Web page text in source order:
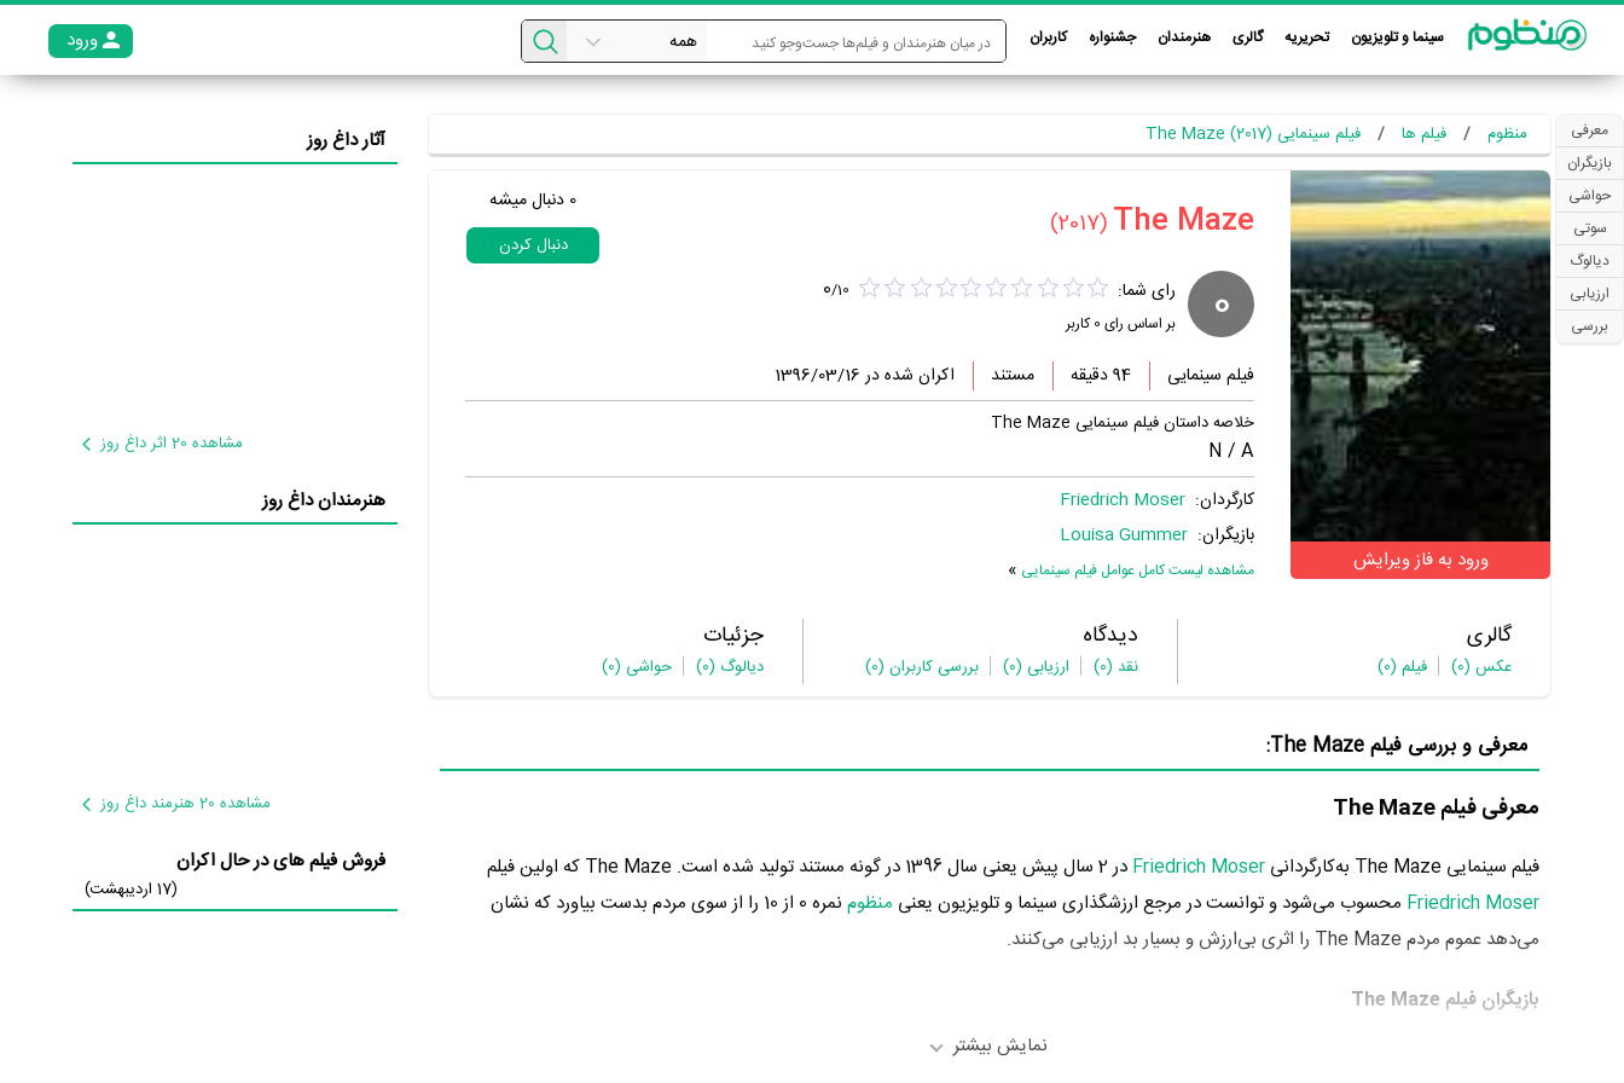
سینما و تلویزیون تحریریه گالری هنرمندان جشنواره کاربران ورود
معرفی
بازیگران
حواشی
سوتی
دیالوگ
ارزیابی
بررسی
منظوم فیلم ها فیلم سینمایی The Maze (2017)
ورود به فاز ویرایش
(2017)
0 دنبال میشه
دنبال کردن
0 رای شما: 0/10
بر اساس رای 0کاربر
فیلم سینمایی 94 دقیقه مستند اکران شده در 1396/03/16
خلاصه داستان فیلم سینمایی The Maze
N / A
کارگردان: Friedrich Moser
بازیگران: Louisa Gummer
مشاهده لیست کامل عوامل فیلم سینمایی »
گالری
عکس (0) فیلم (0)
دیدگاه
نقد (0) ارزیابی (0) بررسی کاربران (0)
جزئیات
دیالوگ (0) حواشی (0)
معرفی و بررسی فیلم The Maze:
معرفی فیلم The Maze
فیلم سینمایی The Maze به‌کارگردانی Friedrich Moser در 2 سال پیش یعنی سال 1396 در گونه مستند تولید شده است. The Maze که اولین فیلم
Friedrich Moser محسوب می‌شود و توانست در مرجع ارزشگذاری سینما و تلویزیون یعنی منظوم
نمره 0 از 10 را از سوی مردم بدست بیاورد که نشان
می‌دهد عموم مردم The Maze را اثری بی‌ارزش و بسیار بد ارزیابی می‌کنند.
بازیگران فیلم The Maze
Louisa Gummerنمایش بیشتر
آثار داغ روز
مشاهده 20 اثر داغ روز
هنرمندان داغ روز
مشاهده 20 هنرمند داغ روز
فروش فیلم های در حال اکران
(17 اردیبهشت)